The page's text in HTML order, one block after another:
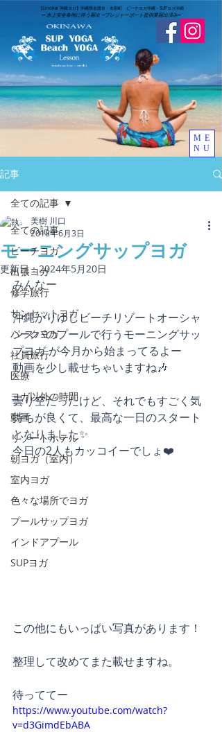
​【LinoKai 沖縄ヨガ】沖縄県名護市・本部町 ビーチヨガ沖縄・SUPヨガ沖縄
➖ 水上安全条例に伴う届出 ➖​プレジャーボート提供業届出済み➖
ME
NU
記事
全ての記事
ビーチヨガ
出張ヨガ
修学旅行
サンセットヨガ
パークヨガ
社員旅行
医療
ヨガ以外の時間
動画
リゾートホテル
朝ヨガ（室内）
室内ヨガ
色々な場所でヨガ
プールサップヨガ
インドアプール
SUPヨガ
全ての記事
モーニングサップヨガ
美樹 川口
2018年6月3日
更新日：2024年5月20日
みんなー
沖縄かりゆしビーチリゾートオーシャ
ンスパのプールで行うモーニングサッ
プヨガ が今月から始まってるよー
動画を少し載せちゃいますね🎶
曇り空だったけど、それでもすごく気
持ちが良くて、最高な一日のスタート
となりました✨
今日の2人もカッコイーでしょ❤️
この他にもいっぱい写真があります！
整理して改めてまた載せますね。
待っててー
https://www.youtube.com/watch?
v=d3GimdEbABA